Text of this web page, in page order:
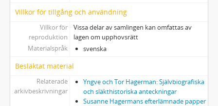
Villkor för tillgång och användning
Villkor för
reproduktion
Vissa delar av samlingen kan omfattas av
lagen om upphovsrätt
Materialspråk
svenska
Besläktat material
Relaterade
arkivbeskrivningar
Yngve och Tor Hagerman: Självbiografiska
och släkthistoriska anteckningar
Susanne Hagermans efterlämnade papper